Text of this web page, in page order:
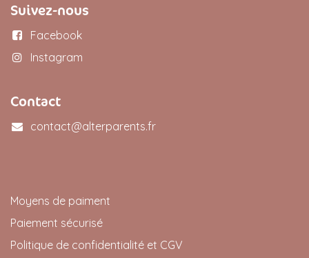
Suivez-nous
Facebook
Instagram
Contact
contact@alterparents.fr
Moyens de paiment
Paiement sécurisé
Politique de confidentialité et CGV